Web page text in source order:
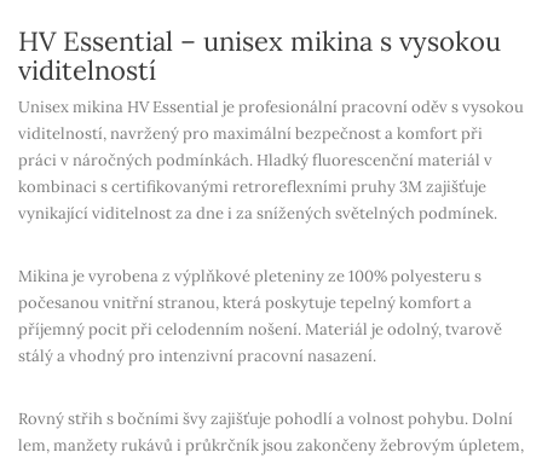
HV Essential – unisex mikina s vysokou
viditelností
Unisex mikina HV Essential je profesionální pracovní oděv svysokou
viditelností, navržený pro maximální bezpečnost a komfort při
práci v náročných podmínkách. Hladký fluorescenční materiál v
kombinaci scertifikovanými retroreflexními pruhy 3Mzajišťuje
vynikající viditelnost za dne i za snížených světelných podmínek.
Mikina je vyrobena z výplňkové pleteniny ze 100% polyesterus
počesanou vnitřní stranou, která poskytuje tepelný komfort a
příjemný pocit při celodenním nošení. Materiál je odolný, tvarově
stálý a vhodný pro intenzivní pracovní nasazení.
Rovný střih s bočními švyzajišťuje pohodlí a volnost pohybu. Dolní
lem, manžety rukávů i průkrčníkjsou zakončeny žebrovým úpletem,